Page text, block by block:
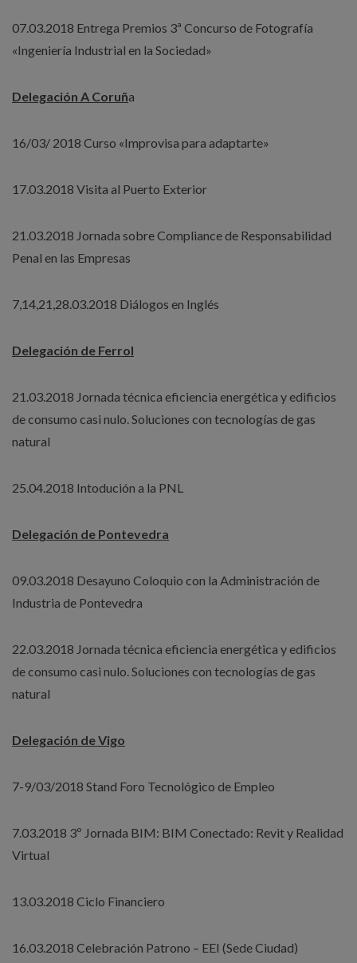
07.03.2018 Entrega Premios 3ª Concurso de Fotografía
«Ingeniería Industrial en la Sociedad»
Delegación A Coruña
16/03/ 2018 Curso «Improvisa para adaptarte»
17.03.2018 Visita al Puerto Exterior
21.03.2018 Jornada sobre Compliance de Responsabilidad
Penal en las Empresas
7,14,21,28.03.2018 Diálogos en Inglés
Delegación de Ferrol
21.03.2018 Jornada técnica eficiencia energética y edificios
de consumo casi nulo. Soluciones con tecnologías de gas
natural
25.04.2018 Intodución a la PNL
Delegación de Pontevedra
09.03.2018 Desayuno Coloquio con la Administración de
Industria de Pontevedra
22.03.2018 Jornada técnica eficiencia energética y edificios
de consumo casi nulo. Soluciones con tecnologías de gas
natural
Delegación de Vigo
7-9/03/2018 Stand Foro Tecnológico de Empleo
7.03.2018 3º Jornada BIM: BIM Conectado: Revit y Realidad
Virtual
13.03.2018 Ciclo Financiero
16.03.2018 Celebración Patrono – EEI (Sede Ciudad)